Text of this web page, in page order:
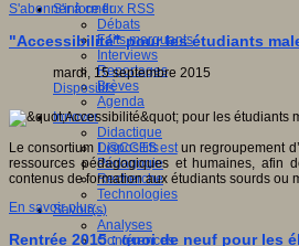
S'informer
Débats
Faits marquants
Interviews
Reportages
Brèves
Agenda
Innover
Didactique
Dispositifs
Pédagogie
Recherche
Technologies
Savoir(s)
Analyses
Conférences
S'abonner à ce flux RSS
"Accessibilité" pour les étudiants
mardi, 15 septembre 2015
Dispositifs
Le consortium L@CCES estun regroupement
ressources pédagogiques et humaines, afin
contenus de formation aux étudiants sourds ou
En savoir plus...
Rentrée 2015 : quoi de neuf pour les